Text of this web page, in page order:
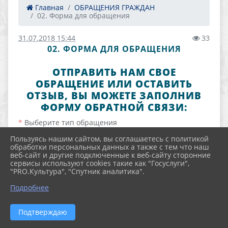
Главная
ОБРАЩЕНИЯ ГРАЖДАН
02. Форма для обращения
31.07.2018 15:44 33
02. ФОРМА ДЛЯ ОБРАЩЕНИЯ
ОТПРАВИТЬ НАМ СВОЕ
ОБРАЩЕНИЕ ИЛИ ОСТАВИТЬ
ОТЗЫВ, ВЫ МОЖЕТЕ ЗАПОЛНИВ
ФОРМУ ОБРАТНОЙ СВЯЗИ:
Выберите тип обращения
Выберите вариант из списка
Ваше Ф.И.О.
Контактный телефон
Пользуясь нашим сайтом, вы соглашаетесь с политикой
обработки персональных данных а также с тем что наш
веб-сайт и другие подключенные к веб-сайту сторонние
сервисы используют cookies такие как "Госуслуги",
"PRO.Культура", "Спутник аналитика".
Подробнее
Подтверждаю